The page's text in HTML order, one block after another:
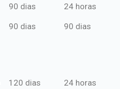
90 dias 24 horas
90 dias 90 dias
120 dias 24 horas